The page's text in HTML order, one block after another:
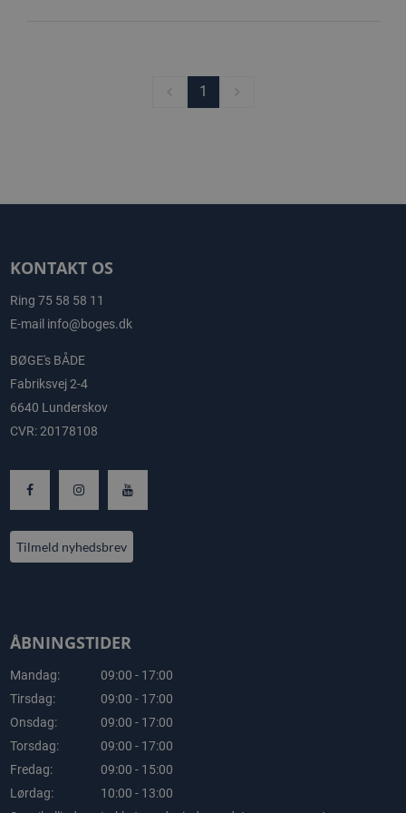
1
KONTAKT OS
Ring 75 58 58 11
E-mail info@boges.dk
BØGE's BÅDE
Fabriksvej 2-4
6640 Lunderskov
CVR: 20178108
Tilmeld nyhedsbrev
ÅBNINGSTIDER
Mandag:
09:00 - 17:00
Tirsdag:
09:00 - 17:00
Onsdag:
09:00 - 17:00
Torsdag:
09:00 - 17:00
Fredag:
09:00 - 15:00
Lørdag:
10:00 - 13:00